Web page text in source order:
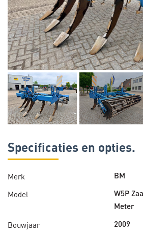
Specificaties en opties.
Merk BM
Model
W5P
Meter
Bouwjaar 2009